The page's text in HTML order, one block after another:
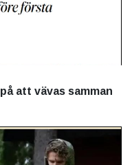
att vävas samman